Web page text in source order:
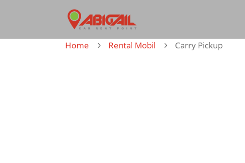
Home 5 Rental Mobil 5 Carry Pickup